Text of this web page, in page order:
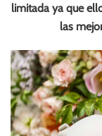
limitada ya que
las